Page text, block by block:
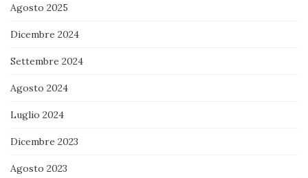
Agosto 2025
Dicembre 2024
Settembre 2024
Agosto 2024
Luglio 2024
Dicembre 2023
Agosto 2023